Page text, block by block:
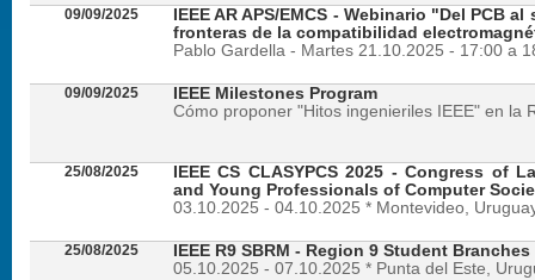
09/09/2025
IEEE AR APS/EMCS - Webinario "Del PCB
fronteras de la compatibilidad
Pablo Gardella - Martes 21.10.2025 - 17:00 a
09/09/2025
IEEE Milestones Program
Cómo proponer "Hitos ingenieriles IEEE" en la
25/08/2025
IEEE CS CLASYPCS 2025 - Congress of
and Young Professionals of Computer
03.10.2025 - 04.10.2025 * Montevideo,
25/08/2025
IEEE R9 SBRM - Region 9 Student
05.10.2025 - 07.10.2025 * Punta del Este,